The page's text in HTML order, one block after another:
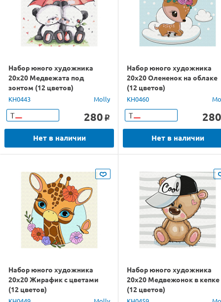
Набор юного художника
20х20 Медвежата под
зонтом (12 цветов)
KH0443 Molly
Т 280 o
Нет в наличии
Набор юного художника
20х20 Олененок на облаке
(12 цветов)
KH0460
Т 280
Нет в наличии
Набор юного художника
20х20 Жирафик с цветами
(12 цветов)
Набор юного художника
20х20 Медвежонок в кепке
(12 цветов)